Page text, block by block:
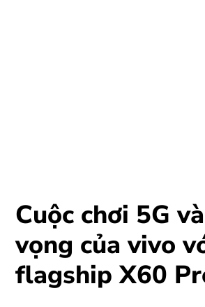
Cuộc chơi 5G
vọng của vivo
flagship X60